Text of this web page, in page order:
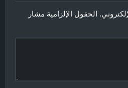
الحقول الإلزامية مشار